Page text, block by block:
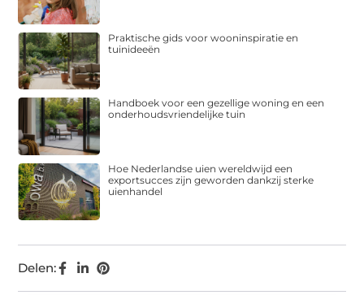
Delen:
Praktische gids voor wooninspiratie en
tuinideeën
Handboek voor een gezellige woning en een
onderhoudsvriendelijke tuin
Hoe Nederlandse uien wereldwijd een
exportsucces zijn geworden dankzij sterke
uienhandel